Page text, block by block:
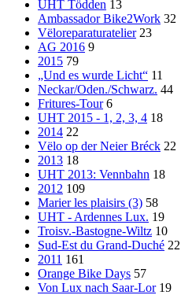
UHT Tödden 13
Ambassador Bike2Work 32
Vëloreparaturatelier 23
AG 2016 9
2015 79
„Und es wurde Licht“ 11
Neckar/Oden./Schwarz. 44
Fritures-Tour 6
UHT 2015 - 1, 2, 3, 4 18
2014 22
Vëlo op der Neier Bréck 22
2013 18
UHT 2013: Vennbahn 18
2012 109
Marier les plaisirs (3) 58
UHT - Ardennes Lux. 19
Troisv.-Bastogne-Wiltz 10
Sud-Est du Grand-Duché 22
2011 161
Orange Bike Days 57
Von Lux nach Saar-Lor 19